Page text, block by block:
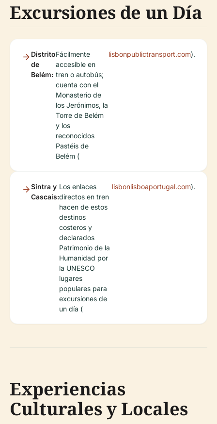
Excursiones de un Día
Distrito
de
Belém:
Fácilmente
accesible en
tren o autobús;
cuenta con el
Monasterio de
los Jerónimos, la
Torre de Belém
y los
reconocidos
Pastéis de
Belém (
lisbonpublictransport.com).
Sintra y
Cascais:
Los enlaces
directos en tren
hacen de estos
destinos
costeros y
declarados
Patrimonio de la
Humanidad por
la UNESCO
lugares
populares para
excursiones de
un día (
lisbonlisboaportugal.com).
Experiencias
Culturales y Locales